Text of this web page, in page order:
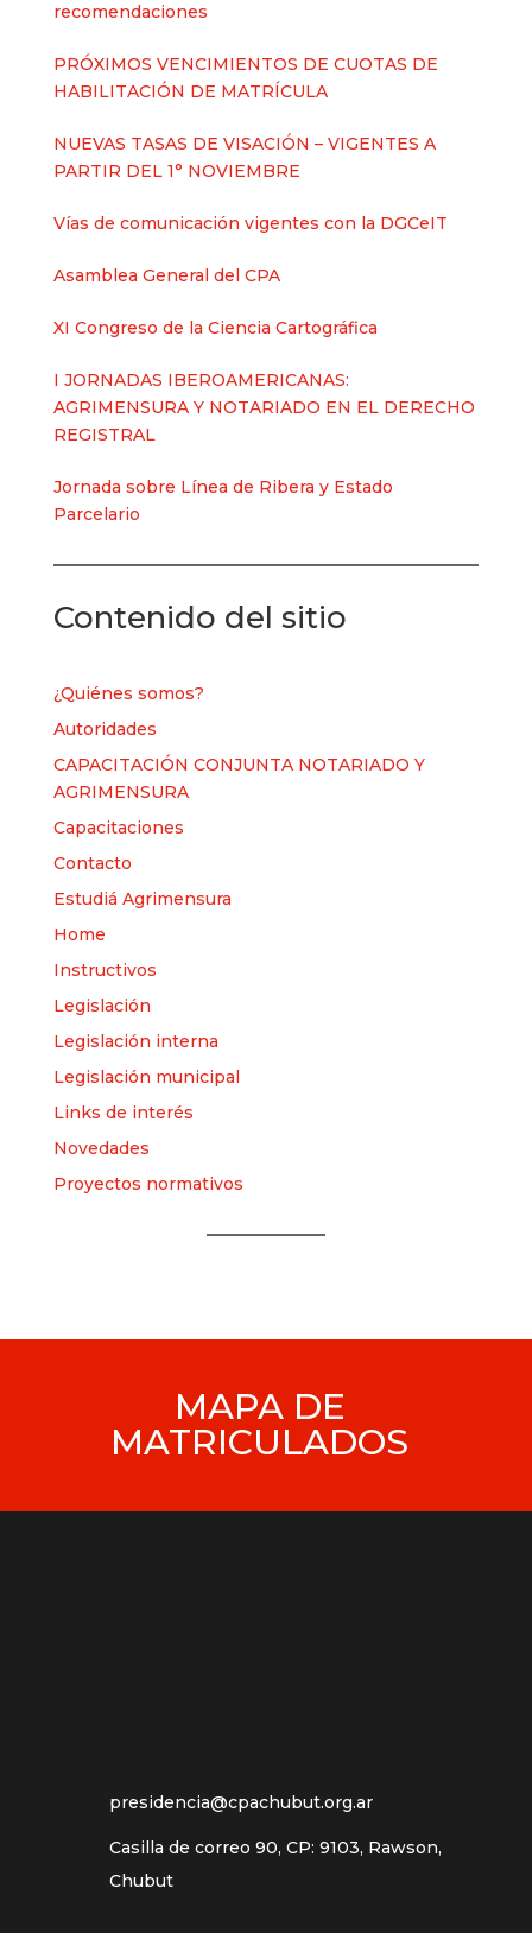
recomendaciones
PRÓXIMOS VENCIMIENTOS DE CUOTAS DE
HABILITACIÓN DE MATRÍCULA
NUEVAS TASAS DE VISACIÓN – VIGENTES A
PARTIR DEL 1° NOVIEMBRE
Vías de comunicación vigentes con la DGCeIT
Asamblea General del CPA
XI Congreso de la Ciencia Cartográfica
I JORNADAS IBEROAMERICANAS:
AGRIMENSURA Y NOTARIADO EN EL DERECHO
REGISTRAL
Jornada sobre Línea de Ribera y Estado
Parcelario
Contenido del sitio
¿Quiénes somos?
Autoridades
CAPACITACIÓN CONJUNTA NOTARIADO Y
AGRIMENSURA
Capacitaciones
Contacto
Estudiá Agrimensura
Home
Instructivos
Legislación
Legislación interna
Legislación municipal
Links de interés
Novedades
Proyectos normativos
MAPA DE
MATRICULADOS
presidencia@cpachubut.org.ar
Casilla de correo 90, CP: 9103, Rawson,
Chubut